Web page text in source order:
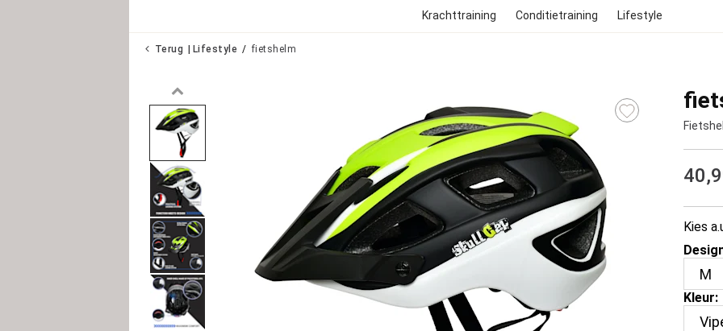
Krachttraining Conditietraining Lifestyle
Terug Lifestyle fietshelm
Kies
Kleur: